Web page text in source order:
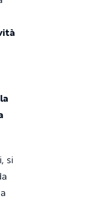
si